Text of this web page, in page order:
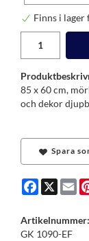
Finns i lager
85 x 60 cm,
och dekor
Spara
Facebook
X
Artikelnummer:
GK 1090-EF